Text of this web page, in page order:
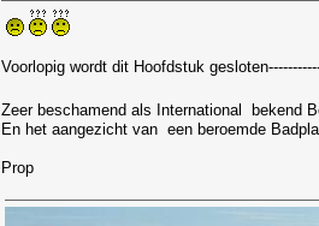
Voorlopig wordt dit Hoofdstuk
Zeer beschamend als International bekend
En het aangezicht van een beroemde
Prop